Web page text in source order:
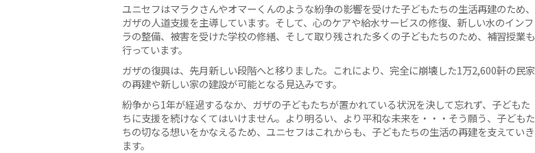
ユニセフはマラクさんやオマーくんのような紛争の影響を受けた子どもたちの生活再建のため、
ガザの人道支援を主導しています。そして、心のケアや給水サービスの修復、新しい水のインフ
ラの整備、被害を受けた学校の修繕、そして取り残された多くの子どもたちのため、補習授業も
行っています。
ガザの復興は、先月新しい段階へと移りました。これにより、完全に崩壊した1万2,600軒の民家
の再建や新しい家の建設が可能となる見込みです。
紛争から1年が経過するなか、ガザの子どもたちが置かれている状況を決して忘れず、子どもた
ちに支援を続けなくてはいけません。より明るい、より平和な未来を・・・そう願う、子どもた
ちの切なる想いをかなえるため、ユニセフはこれからも、子どもたちの生活の再建を支えていき
ます。